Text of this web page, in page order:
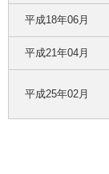
平成18年06月
平成21年04月
平成25年02月